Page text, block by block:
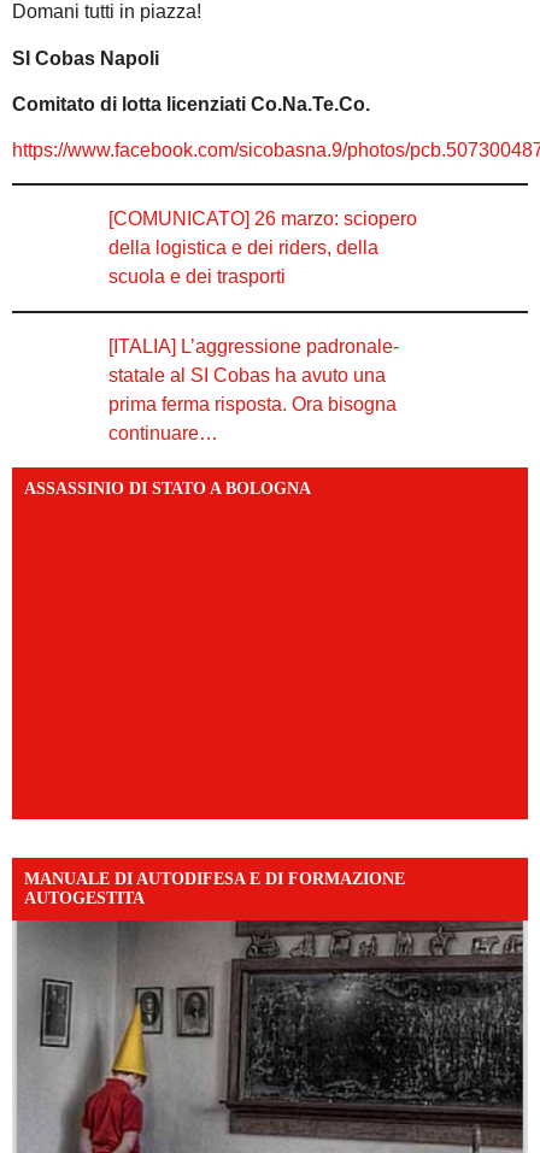
Domani tutti in piazza!
SI Cobas Napoli
Comitato di lotta licenziati Co.Na.Te.Co.
https://www.facebook.com/sicobasna.9/photos/
[COMUNICATO] 26 marzo: sciopero
della logistica e dei riders, della
scuola e dei trasporti
[ITALIA] L’aggressione padronale-
statale al SI Cobas ha avuto una
prima ferma risposta. Ora bisogna
continuare…
ASSASSINIO DI STATO A BOLOGNA
MANUALE DI AUTODIFESA E DI FORMAZIONE
AUTOGESTITA